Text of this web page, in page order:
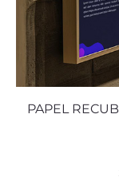
PAPEL